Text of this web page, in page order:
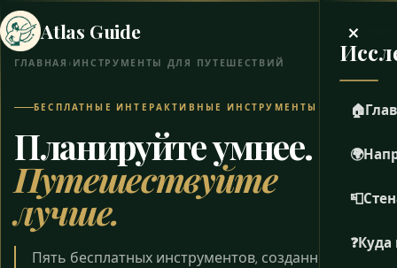
Atlas Guide ×
🏠
🌍
📮
❓Куда
ГЛАВНАЯ › ИНСТРУМЕНТЫ ДЛЯ ПУТЕШЕСТВИЙ
БЕСПЛАТНЫЕ ИНТЕРАКТИВНЫЕ ИНСТРУМЕНТЫ
Планируйте умнее.
Путешествуйте
лучше.
Пять бесплатных инструментов, созданных для